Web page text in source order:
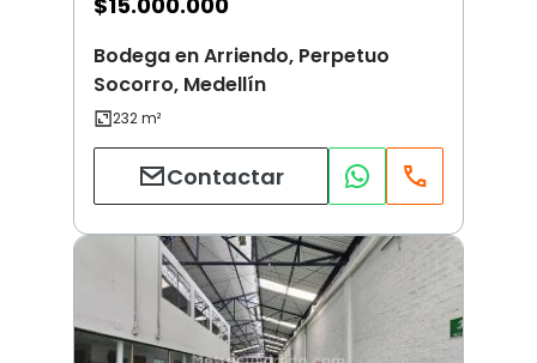
Bodega en Arriendo, Perpetuo
Socorro, Medellín
Contactar